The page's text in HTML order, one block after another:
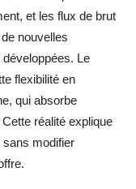
et les flux de brut
nouvelles
Le
flexibilité en
qui absorbe
réalité explique
modifier